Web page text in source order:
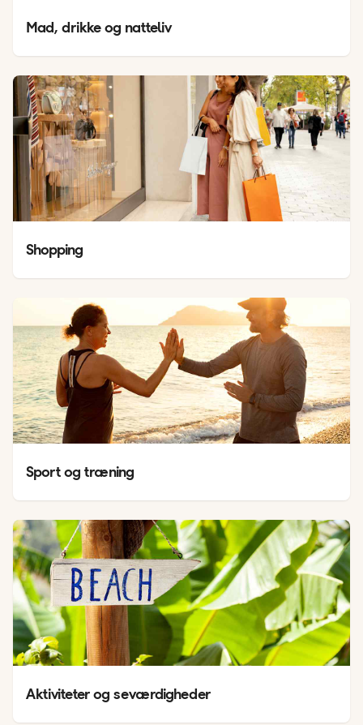
Mad, drikke og natteliv
Sport og træning
Aktiviteter og seværdigheder